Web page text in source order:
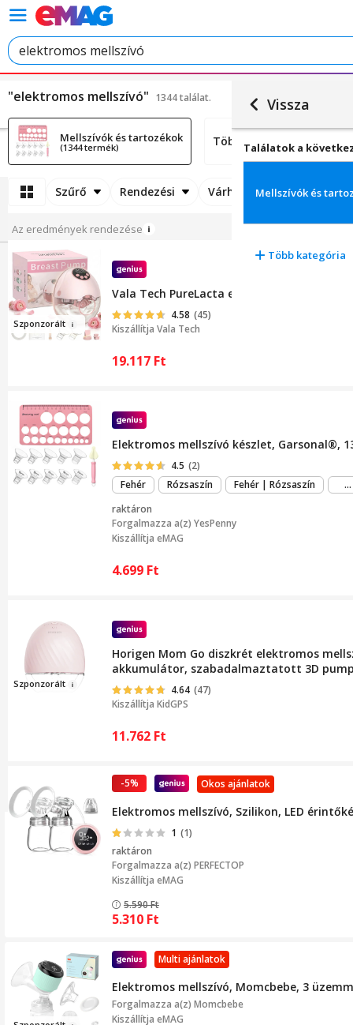
Vissza
Találatok a
Mellszívók és
Több kategória
"elektromos mellszívó" 1344 találat.
Mellszívók és tartozékok
(1344 termék) Több kategória
Szűrő Rendezési Várható szállítási idő
Az eredmények rendezése
Szponzorált
Vala Tech PureLacta elektromos
4.58 (45)
Kiszállítja Vala Tech
19.117 Ft
Elektromos mellszívó készlet, Garsonal®,
4.5 (2)
Fehér
Rózsaszín Fehér | Rózsaszín ...
raktáron
Forgalmazza a(z) YesPenny
Kiszállítja eMAG
4.699 Ft
Szponzorált
Horigen Mom Go diszkrét elektromos
akkumulátor, szabadalmaztatott 3D
4.64 (47)
Kiszállítja KidGPS
11.762 Ft
Okos ajánlatok
-5%
Elektromos mellszívó, Szilikon, LED
1 (1)
raktáron
Forgalmazza a(z) PERFECTOP
Kiszállítja eMAG
5.590Ft
5.310 Ft
Multi ajánlatok
Elektromos mellszívó, Momcbebe, 3
Forgalmazza a(z) Momcbebe
Kiszállítja eMAG